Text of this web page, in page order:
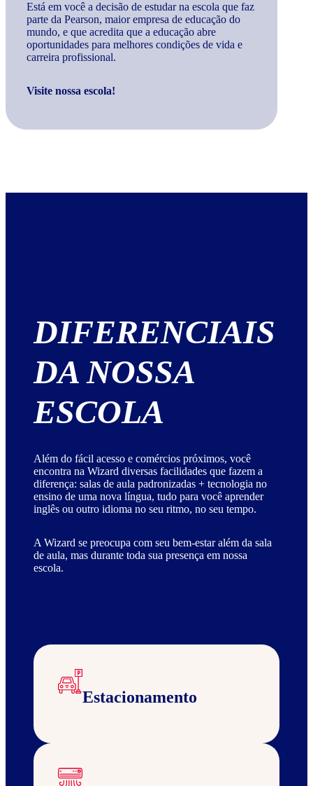
Está em você a decisão de estudar na escola que faz
parte da Pearson, maior empresa de educação do
mundo, e que acredita que a educação abre
oportunidades para melhores condições de vida e
carreira profissional.
Visite nossa escola!
DIFERENCIAIS
DA NOSSA
ESCOLA
Além do fácil acesso e comércios próximos, você
encontra na Wizard diversas facilidades que fazem a
diferença: salas de aula padronizadas + tecnologia no
ensino de uma nova língua, tudo para você aprender
inglês ou outro idioma no seu ritmo, no seu tempo.
A Wizard se preocupa com seu bem-estar além da sala
de aula, mas durante toda sua presença em nossa
escola.
Estacionamento